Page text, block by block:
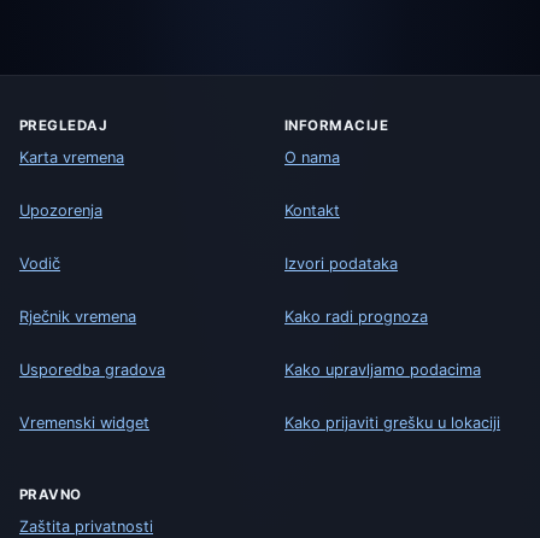
PREGLEDAJ
Karta vremena
Upozorenja
Vodič
Rječnik vremena
Usporedba gradova
Vremenski widget
INFORMACIJE
O nama
Kontakt
Izvori podataka
Kako radi prognoza
Kako upravljamo podacima
Kako prijaviti grešku u lokaciji
PRAVNO
Zaštita privatnosti